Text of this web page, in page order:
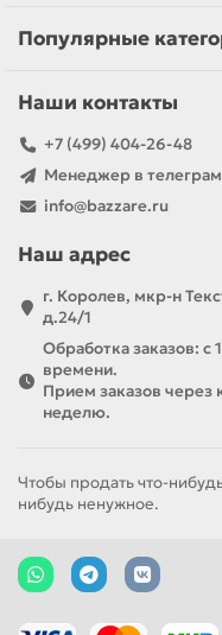
Популярные
Наши контакты
+7 (499) 404-26-48
Менеджер в телеграм
info@bazzare.ru
Наш адрес
г. Королев, мкр-н
д.24/1
Обработка заказов: с
времени.
Прием заказов через
неделю.
Чтобы продать что-
нибудь ненужное.